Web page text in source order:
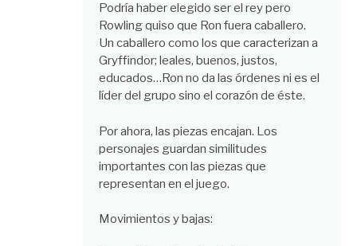
Podría haber elegido ser el rey pero
Rowling quiso que Ron fuera caballero.
Un caballero como los que caracterizan a
Gryffindor; leales, buenos, justos,
educados…Ron no da las órdenes ni es el
líder del grupo sino el corazón de éste.
Por ahora, las piezas encajan. Los
personajes guardan similitudes
importantes con las piezas que
representan en el juego.
Movimientos y bajas: